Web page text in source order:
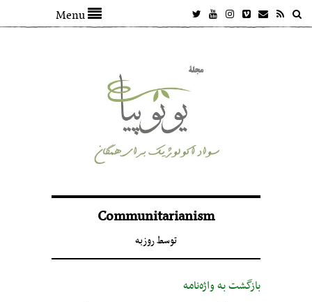
Menu
Communitarianism
توسطروزبه
بازگشت به واژه‌نامه